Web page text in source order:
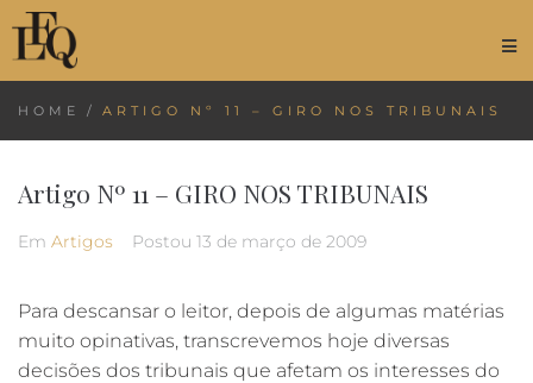
HOME / ARTIGO Nº 11 – GIRO NOS TRIBUNAIS
Artigo Nº 11 – GIRO NOS TRIBUNAIS
Em Artigos Postou 13 de março de 2009
Para descansar o leitor, depois de algumas matérias
muito opinativas, transcrevemos hoje diversas
decisões dos tribunais que afetam os interesses do